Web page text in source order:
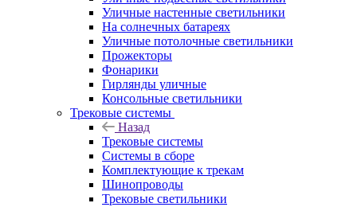
Уличные настенные светильники
На солнечных батареях
Уличные потолочные светильники
Прожекторы
Фонарики
Гирлянды уличные
Консольные светильники
Трековые системы
Назад
Трековые системы
Системы в сборе
Комплектующие к трекам
Шинопроводы
Трековые светильники